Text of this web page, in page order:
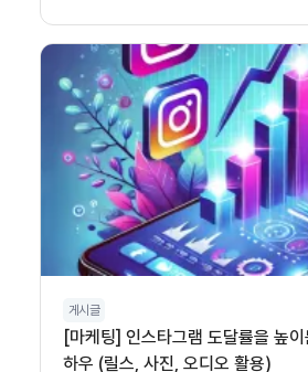
게시글
[마케팅] 인스타그램 도달률을 높
하우 (릴스, 사진, 오디오 활용)